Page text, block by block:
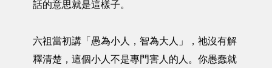
話的意思就是這樣子。
六祖當初講「愚為小人，智為大人」，祂沒有解
釋清楚，這個小人不是專門害人的人。你愚蠢就